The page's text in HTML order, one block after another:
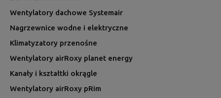
Wentylatory dachowe Systemair
Nagrzewnice wodne i elektryczne
Klimatyzatory przenośne
Wentylatory airRoxy planet energy
Kanały i kształtki okrągle
Wentylatory airRoxy pRim